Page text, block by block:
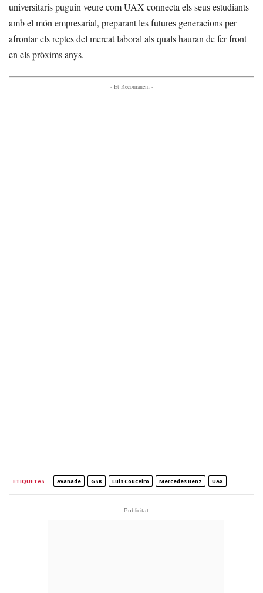
universitaris puguin veure com UAX connecta els seus estudiants
amb el món empresarial, preparant les futures generacions per
afrontar els reptes del mercat laboral als quals hauran de fer front
en els pròxims anys.
- Et Recomanem -
ETIQUETAS Avanade GSK Luis Couceiro Mercedes Benz UAX
- Publicitat -